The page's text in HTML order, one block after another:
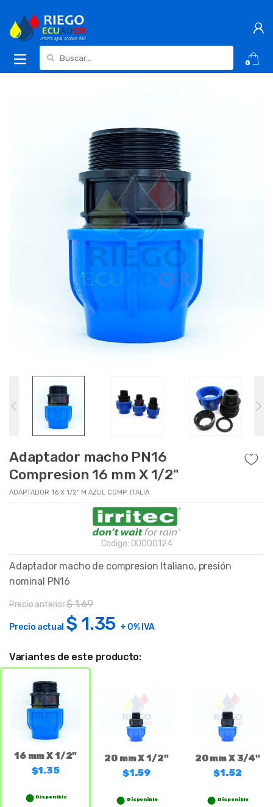
Buscar:
0
Adaptador macho PN16
Compresion 16 mm X 1/2"
ADAPTADOR 16 X 1/2" M AZUL COMP. ITALIA
Codigo: 00000124
Adaptador macho de compresion Italiano, presión
nominal PN16
Precio anterior$1.69
Precio actual $ 1.35 + 0% IVA
Variantes de este producto:
16 mm X 1/2"
$1.35
Disponible
20 mm X 1/2"
$1.59
Disponible
20 mm X 3/4"
$1.52
Disponible